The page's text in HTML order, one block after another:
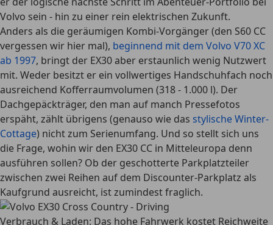
Volvo sein - hin zu einer rein elektrischen Zukunft.
Anders als die geräumigen Kombi-Vorgänger (den S60 CC
vergessen wir hier mal), beginnend mit dem Volvo V70 XC
ab 1997, bringt der EX30 aber erstaunlich wenig Nutzwert
mit. Weder besitzt er ein vollwertiges Handschuhfach noch
ausreichend Kofferraumvolumen (318 - 1.000 l). Der
Dachgepäckträger, den man auf manch Pressefotos
erspäht, zählt übrigens (genauso wie das stylische Winter-
Cottage) nicht zum Serienumfang. Und so stellt sich uns
die Frage, wohin wir den EX30 CC in Mitteleuropa denn
ausführen sollen? Ob der geschotterte Parkplatzteiler
zwischen zwei Reihen auf dem Discounter-Parkplatz als
Kaufgrund ausreicht, ist zumindest fraglich.
Verbrauch & Laden: Das hohe Fahrwerk kostet Reichweite